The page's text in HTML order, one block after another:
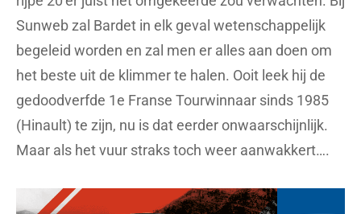
Sunweb zal Bardet in elk geval wetenschappelijk
begeleid worden en zal men er alles aan doen om
het beste uit de klimmer te halen. Ooit leek hij de
gedoodverfde 1e Franse Tourwinnaar sinds 1985
(Hinault) te zijn, nu is dat eerder onwaarschijnlijk.
Maar als het vuur straks toch weer aanwakkert….